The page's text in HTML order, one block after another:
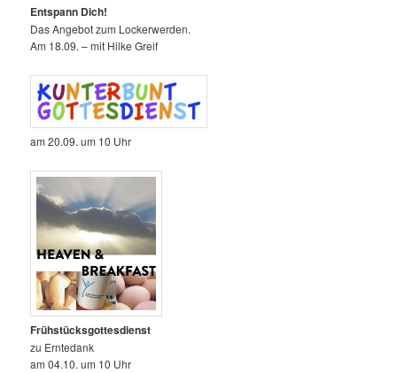
Entspann Dich!
Das Angebot zum Lockerwerden.
Am 18.09. – mit Hilke Greif
am 20.09. um 10 Uhr
Frühstücksgottesdienst
zu Erntedank
am 04.10. um 10 Uhr